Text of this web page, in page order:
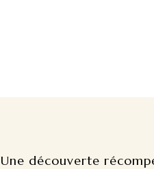
Une découverte